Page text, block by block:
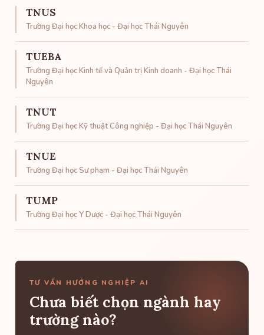
TNUS
Trường Đại học Khoa học - Đại học Thái Nguyên
TUEBA
Trường Đại học Kinh tế và Quản trị Kinh doanh - Đại học Thái
Nguyên
TNUT
Trường Đại học Kỹ thuật Công nghiệp - Đại học Thái Nguyên
TNUE
Trường Đại học Sư phạm - Đại học Thái Nguyên
TUMP
Trường Đại học Y Dược - Đại học Thái Nguyên
TƯ VẤN HƯỚNG NGHIỆP AI
Chưa biết chọn ngành hay
trường nào?